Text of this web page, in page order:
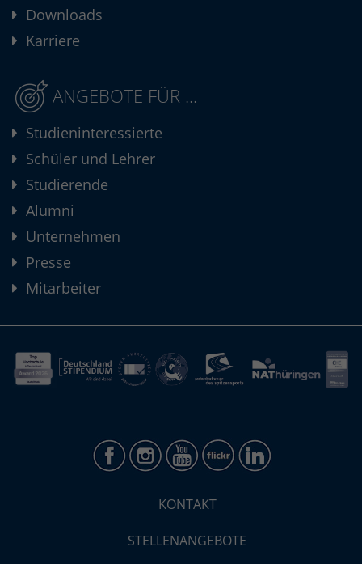
Downloads
Karriere
ANGEBOTE FÜR ...
Studieninteressierte
Schüler und Lehrer
Studierende
Alumni
Unternehmen
Presse
Mitarbeiter
KONTAKT
STELLENANGEBOTE